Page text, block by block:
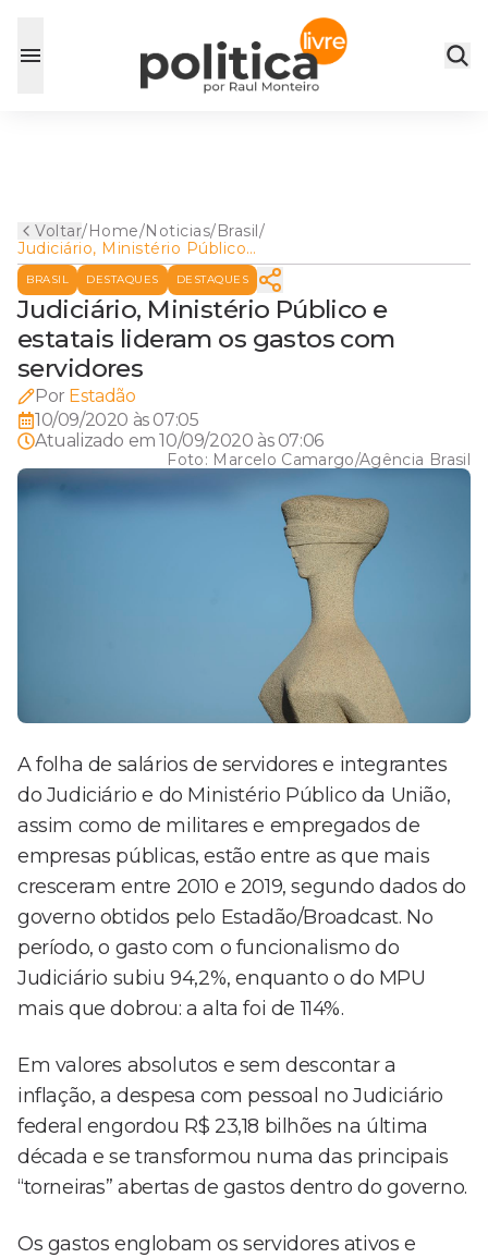
Voltar/Home/Noticias/Brasil/
Judiciário, Ministério Público
e estatais lideram os gastos
com servidores
BRASIL DESTAQUES DESTAQUES
Judiciário, Ministério Público e
estatais lideram os gastos com
servidores
Por Estadão
10/09/2020 às 07:05
Atualizado em10/09/2020 às 07:06
Foto: Marcelo Camargo/Agência Brasil
A folha de salários de servidores e integrantes
do Judiciário e do Ministério Público da União,
assim como de militares e empregados de
empresas públicas, estão entre as que mais
cresceram entre 2010 e 2019, segundo dados do
governo obtidos pelo Estadão/Broadcast. No
período, o gasto com o funcionalismo do
Judiciário subiu 94,2%, enquanto o do MPU
mais que dobrou: a alta foi de 114%.
Em valores absolutos e sem descontar a
inflação, a despesa com pessoal no Judiciário
federal engordou R$ 23,18 bilhões na última
década e se transformou numa das principais
“torneiras” abertas de gastos dentro do governo.
Os gastos englobam os servidores ativos e